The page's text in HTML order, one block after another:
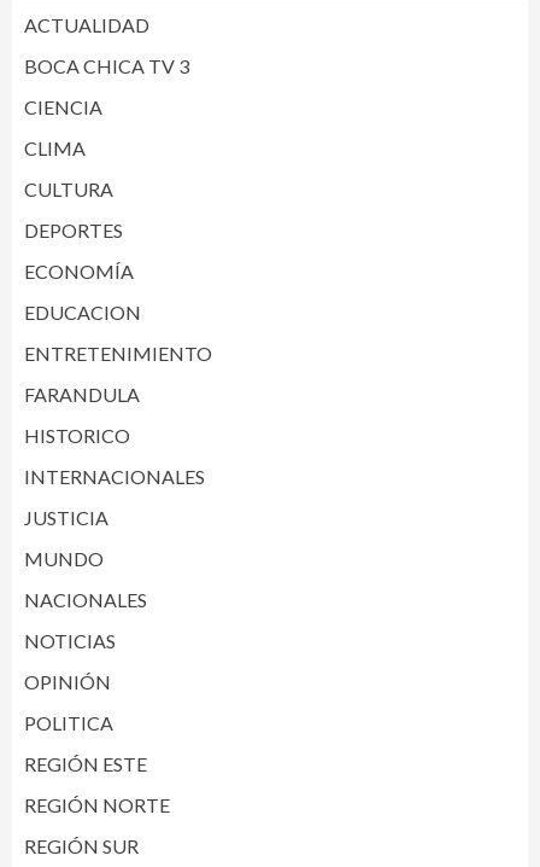
ACTUALIDAD
BOCA CHICA TV 3
CIENCIA
CLIMA
CULTURA
DEPORTES
ECONOMÍA
EDUCACION
ENTRETENIMIENTO
FARANDULA
HISTORICO
INTERNACIONALES
JUSTICIA
MUNDO
NACIONALES
NOTICIAS
OPINIÓN
POLITICA
REGIÓN ESTE
REGIÓN NORTE
REGIÓN SUR